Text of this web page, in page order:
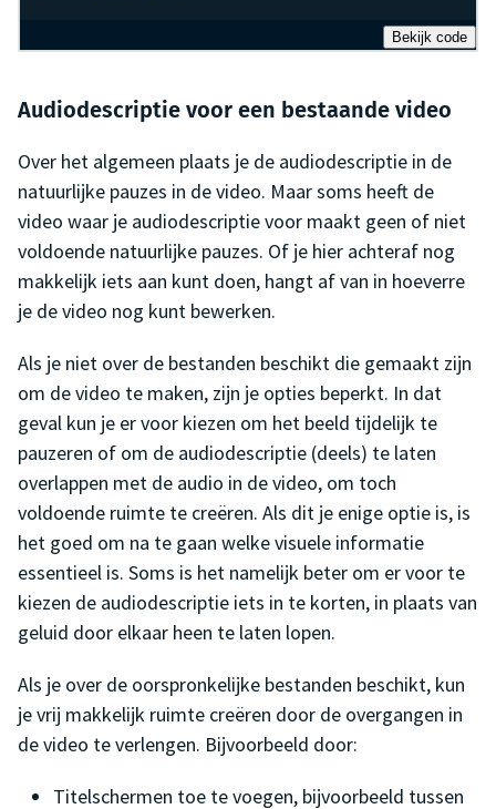
Bekijk code
Audiodescriptie voor een bestaande video
Over het algemeen plaats je de audiodescriptie in de
natuurlijke pauzes in de video. Maar soms heeft de
video waar je audiodescriptie voor maakt geen of niet
voldoende natuurlijke pauzes. Of je hier achteraf nog
makkelijk iets aan kunt doen, hangt af van in hoeverre
je de video nog kunt bewerken.
Als je niet over de bestanden beschikt die gemaakt zijn
om de video te maken, zijn je opties beperkt. In dat
geval kun je er voor kiezen om het beeld tijdelijk te
pauzeren of om de audiodescriptie (deels) te laten
overlappen met de audio in de video, om toch
voldoende ruimte te creëren. Als dit je enige optie is, is
het goed om na te gaan welke visuele informatie
essentieel is. Soms is het namelijk beter om er voor te
kiezen de audiodescriptie iets in te korten, in plaats van
geluid door elkaar heen te laten lopen.
Als je over de oorspronkelijke bestanden beschikt, kun
je vrij makkelijk ruimte creëren door de overgangen in
de video te verlengen. Bijvoorbeeld door:
Titelschermen toe te voegen, bijvoorbeeld tussen